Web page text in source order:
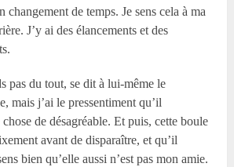
de temps. Je sens cela à ma
J’y ai des élancements et des
pas du tout, se dit à lui-même le
mais j’ai le pressentiment qu’il
de désagréable. Et puis, cette boule
avant de disparaître, et qu’il
bien qu’elle aussi n’est pas mon amie.